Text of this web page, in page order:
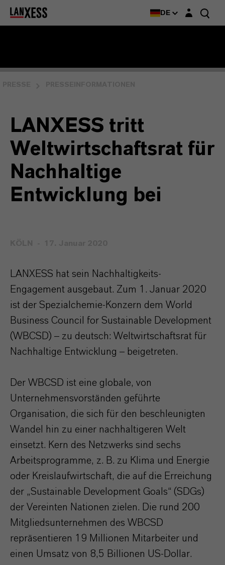
DE Login-Maske
LANXESS tritt
Weltwirtschaftsrat für
Nachhaltige
Entwicklung bei
LANXESS hat sein Nachhaltigkeits-
Engagement ausgebaut. Zum 1. Januar 2020
ist der Spezialchemie-Konzern dem World
Business Council for Sustainable Development
(WBCSD) – zu deutsch: Weltwirtschaftsrat für
Nachhaltige Entwicklung – beigetreten.
Der WBCSD ist eine globale, von
Unternehmensvorständen geführte
Organisation, die sich für den beschleunigten
Wandel hin zu einer nachhaltigeren Welt
einsetzt. Kern des Netzwerks sind sechs
Arbeitsprogramme, z. B. zu Klima und Energie
oder Kreislaufwirtschaft, die auf die Erreichung
der „Sustainable Development Goals“ (SDGs)
der Vereinten Nationen zielen. Die rund 200
Mitgliedsunternehmen des WBCSD
repräsentieren 19 Millionen Mitarbeiter und
einen Umsatz von 8,5 Billionen US-Dollar.